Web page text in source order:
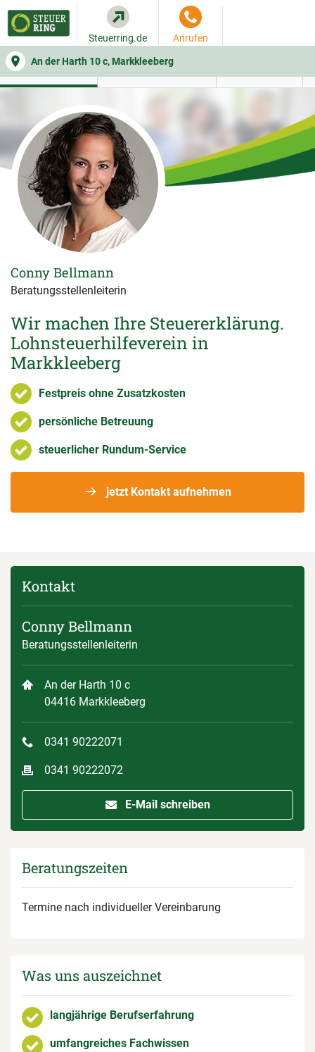
An der Harth 10 c, Markkleeberg
Steuerring.de Anrufen
WER SIE BERÄT BEITRAGSRECHNER
Wir machen Ihre Steuererklärung.
Lohnsteuerhilfeverein in
Markkleeberg
Festpreis ohne Zusatzkosten
persönliche Betreuung
steuerlicher Rundum-Service
jetzt Kontakt aufnehmen
Conny Bellmann
Beratungsstellenleiterin
Kontakt
Conny Bellmann
Beratungsstellenleiterin
An der Harth 10 c
04416 Markkleeberg
0341 90222071
0341 90222072
E-Mail schreiben
Beratungszeiten
Termine nach individueller Vereinbarung
Was uns auszeichnet
langjährige Berufserfahrung
umfangreiches Fachwissen